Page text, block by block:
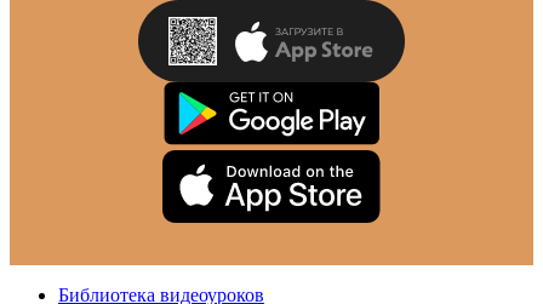
Библиотека видеоуроков